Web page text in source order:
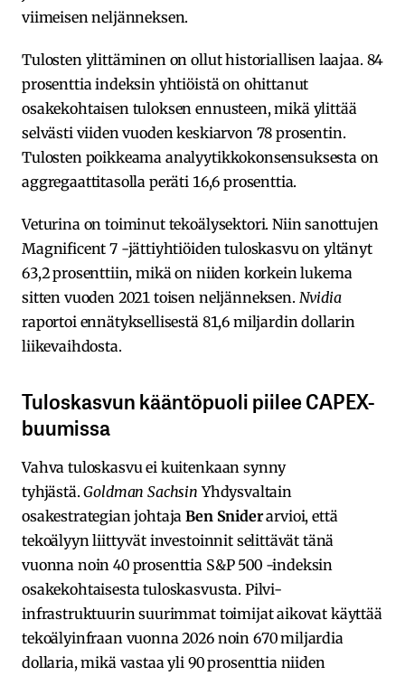
viimeisen neljänneksen.
Tulosten ylittäminen on ollut historiallisen laajaa. 84
prosenttia indeksin yhtiöistä on ohittanut
osakekohtaisen tuloksen ennusteen, mikä ylittää
selvästi viiden vuoden keskiarvon 78 prosentin.
Tulosten poikkeama analyytikkokonsensuksesta on
aggregaattitasolla peräti 16,6 prosenttia.
Veturina on toiminut tekoälysektori. Niin sanottujen
Magnificent 7 -jättiyhtiöiden tuloskasvu on yltänyt
63,2 prosenttiin, mikä on niiden korkein lukema
sitten vuoden 2021 toisen neljänneksen. Nvidia
raportoi ennätyksellisestä 81,6 miljardin dollarin
liikevaihdosta.
Tuloskasvun kääntöpuoli piilee CAPEX-
buumissa
Vahva tuloskasvu ei kuitenkaan synny
tyhjästä.Goldman Sachsin Yhdysvaltain
osakestrategian johtajaBen Sniderarvioi, että
tekoälyyn liittyvät investoinnit selittävät tänä
vuonna noin 40 prosenttia S&P 500 -indeksin
osakekohtaisesta tuloskasvusta. Pilvi-
infrastruktuurin suurimmat toimijat aikovat käyttää
tekoälyinfraan vuonna 2026 noin 670 miljardia
dollaria, mikä vastaa yli 90 prosenttia niiden